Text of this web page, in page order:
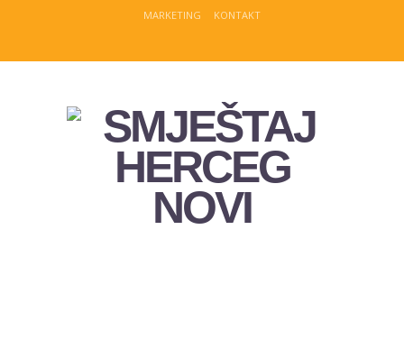
MARKETING KONTAKT